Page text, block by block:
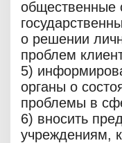
общественные
о решении
проблем
5)
органы о
проблемы в
6) вносить
учреждениям,